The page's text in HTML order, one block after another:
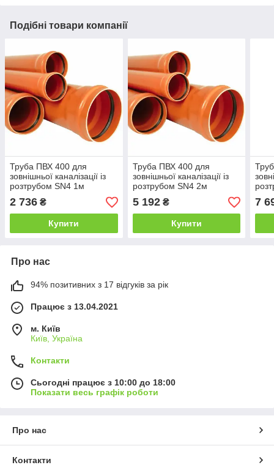
Подібні товари компанії
Труба ПВХ 400 для
зовнішньої каналізації із
розтрубом SN4 1м
2 736 ₴
Купити
Труба ПВХ 400 для
зовнішньої каналізації із
розтрубом SN4 2м
5 192₴
Купити
7
Про нас
94% позитивних з 17 відгуків за рік
Працює з 13.04.2021
м. Київ
Київ, Україна
Контакти
Сьогодні працює з 10:00 до 18:00
Показати весь графік роботи
Про нас
Контакти